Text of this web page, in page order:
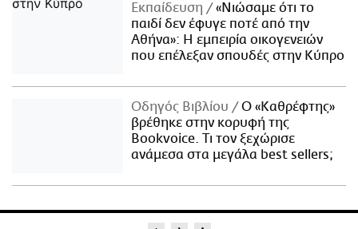
Εκπαίδευση
«Νιώσαμε ότι το
παιδί δεν έφυγε ποτέ από την
Αθήνα»: Η εμπειρία οικογενειών
που επέλεξαν σπουδές στην Κύπρο
Οδηγός Βιβλίου
Ο «Καθρέφτης»
βρέθηκε στην κορυφή της
Bookvoice. Τι τον ξεχώρισε
ανάμεσα στα μεγάλα best sellers;